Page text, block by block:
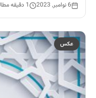
6 نوامبر, 2023 1 دقیقه مطالعه
عکس